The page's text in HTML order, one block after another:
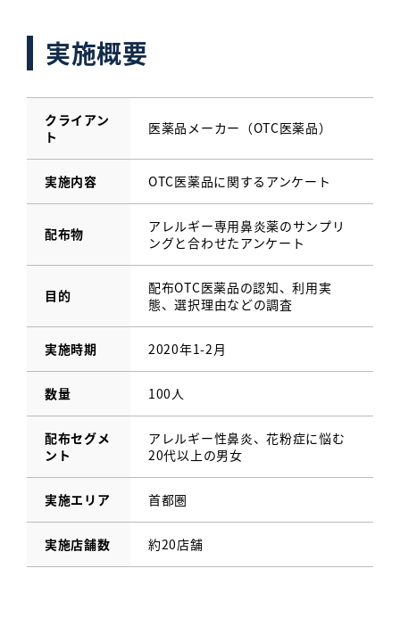
実施概要
クライアン
ト
医薬品メーカー（OTC医薬品）
実施内容 OTC医薬品に関するアンケート
配布物
アレルギー専用鼻炎薬のサンプリ
ングと合わせたアンケート
目的
配布OTC医薬品の認知、利用実
態、選択理由などの調査
実施時期 2020年1-2月
数量 100人
配布セグメ
ント
アレルギー性鼻炎、花粉症に悩む
20代以上の男女
実施エリア 首都圏
実施店舗数 約20店舗